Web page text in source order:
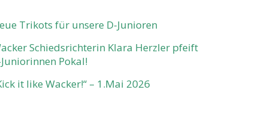
Trikots für unsere D-Junioren
Schiedsrichterin Klara Herzler pfeift
Juniorinnen Pokal!
it like Wacker!“ – 1.Mai 2026